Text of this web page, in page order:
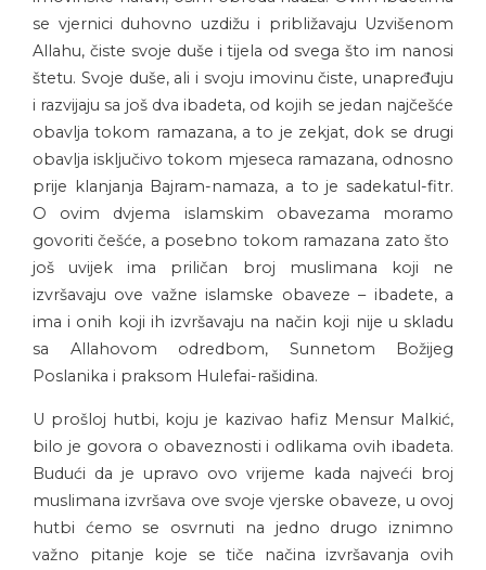
se vjernici duhovno uzdižu i približavaju Uzvišenom
Allahu, čiste svoje duše i tijela od svega što im nanosi
štetu. Svoje duše, ali i svoju imovinu čiste, unapređuju
i razvijaju sa još dva ibadeta, od kojih se jedan najčešće
obavlja tokom ramazana, a to je zekjat, dok se drugi
obavlja isključivo tokom mjeseca ramazana, odnosno
prije klanjanja Bajram-namaza, a to je sadekatul-fitr.
O ovim dvjema islamskim obavezama moramo
govoriti češće, a posebno tokom ramazana zato što
još uvijek ima priličan broj muslimana koji ne
izvršavaju ove važne islamske obaveze – ibadete, a
ima i onih koji ih izvršavaju na način koji nije u skladu
sa Allahovom odredbom, Sunnetom Božijeg
Poslanika i praksom Hulefai-rašidina.
U prošloj hutbi, koju je kazivao hafiz Mensur Malkić,
bilo je govora o obaveznosti i odlikama ovih ibadeta.
Budući da je upravo ovo vrijeme kada najveći broj
muslimana izvršava ove svoje vjerske obaveze, u ovoj
hutbi ćemo se osvrnuti na jedno drugo iznimno
važno pitanje koje se tiče načina izvršavanja ovih